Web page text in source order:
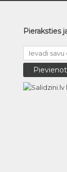
Pieraksties